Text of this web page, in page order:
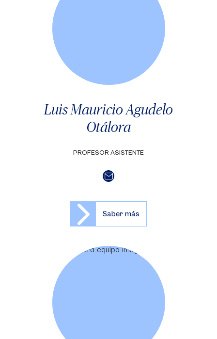
Luis Mauricio Agudelo
Otálora
PROFESOR ASISTENTE
Saber más